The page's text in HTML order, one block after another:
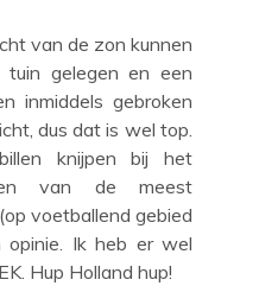
van de zon kunnen
tuin gelegen en een
inmiddels gebroken
dus dat is wel top.
knijpen bij het
van de meest
voetballend gebied
Ik heb er wel
Hup Holland hup!